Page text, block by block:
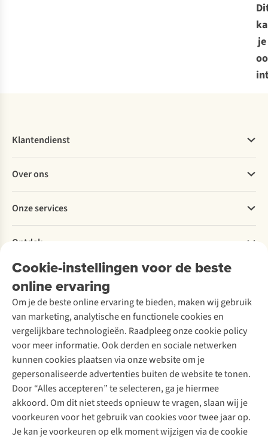
je
Cookie-instellingen voor de beste
online ervaring
Om je de beste online ervaring te bieden, maken wij gebruik
van marketing, analytische en functionele cookies en
vergelijkbare technologieën. Raadpleeg onze cookie policy
voor meer informatie. Ook derden en sociale netwerken
kunnen cookies plaatsen via onze website om je
gepersonaliseerde advertenties buiten de website te tonen.
Door “Alles accepteren” te selecteren, ga je hiermee
akkoord. Om dit niet steeds opnieuw te vragen, slaan wij je
voorkeuren voor het gebruik van cookies voor twee jaar op.
Je kan je voorkeuren op elk moment wijzigen via de cookie
Klantendienst
Bestellen
Betalen
Levering
Retourneren
Bestelling herroepen
Garantie
Contact
Over ons
Explore More
Verantwoord ondernemen
Over Ayacucho
Onze winkels
Over A.S.Adventure
Toegankelijkheidsverklaring
Onze services
Ski-onderhoud
Wasservice
Schoenonderhoud
Schoenherstelling
Kledingherstelling
Retouches
Voor bedrijven
Ontdek
A.S.Magazine
Podcast
Explore Academy
Explore Camp
Gear Check
Inspiratie & advies
Meld je aan voor de nieuwsbrief
Follow us